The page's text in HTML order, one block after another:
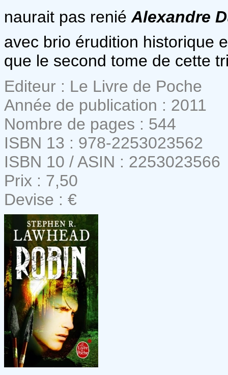
naurait pas renié Alexandre
avec brio érudition historique
que le second tome de cette
Editeur : Le Livre de Poche
Année de publication : 2011
Nombre de pages : 544
ISBN 13 : 978-2253023562
ISBN 10 / ASIN : 2253023566
Prix : 7,50
Devise : €